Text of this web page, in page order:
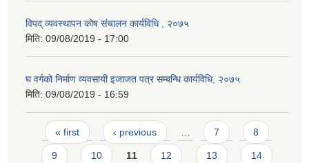
विपद् व्यवस्थापन कोष संचालन कार्यविधि , २०७५
मिति: 09/08/2019 - 17:00
घ वर्गको निर्माण व्यवसायी इजाजत पत्र सम्बन्धि कार्यविधि, २०७५
मिति: 09/08/2019 - 16:59
Pages
« first ‹ previous 7 8
9 10 11 12 13 14